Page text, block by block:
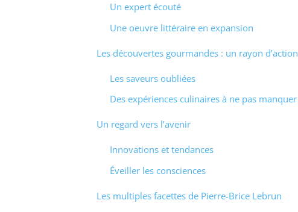
Un expert écouté
Une oeuvre littéraire en expansion
Les découvertes gourmandes : un rayon d’action
Les saveurs oubliées
Des expériences culinaires à ne pas manquer
Un regard vers l’avenir
Innovations et tendances
Éveiller les consciences
Les multiples facettes de Pierre-Brice Lebrun